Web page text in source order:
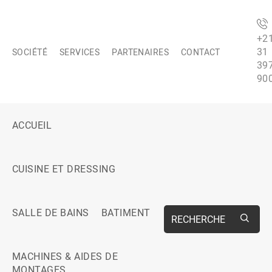
SOCIÉTÉ SERVICES PARTENAIRES CONTACT
31
ACCUEIL
CUISINE ET DRESSING
SALLE DE BAINS BATIMENT
MACHINES & AIDES DE
RECHERCHE